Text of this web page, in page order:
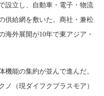
設立し、自動車・電子・物流
供給網を敷いた。商社・兼松
海外展開が10年で東アジア・
機能の集約が並んで進んだ。
ノ（現ダイフクプラスモア）